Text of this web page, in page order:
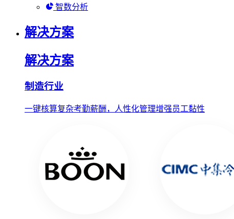
智数分析
解决方案
解决方案
制造行业
一键核算复杂考勤薪酬，人性化管理增强员工黏性